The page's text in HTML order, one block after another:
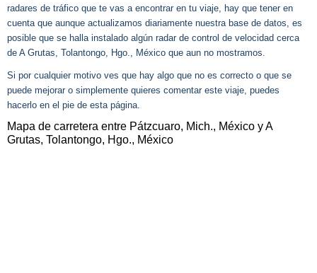
radares de tráfico que te vas a encontrar en tu viaje, hay que tener en
cuenta que aunque actualizamos diariamente nuestra base de datos, es
posible que se halla instalado algún radar de control de velocidad cerca
de A Grutas, Tolantongo, Hgo., México que aun no mostramos.
Si por cualquier motivo ves que hay algo que no es correcto o que se
puede mejorar o simplemente quieres comentar este viaje, puedes
hacerlo en el pie de esta página.
Mapa de carretera entre Pátzcuaro, Mich., México y A
Grutas, Tolantongo, Hgo., México